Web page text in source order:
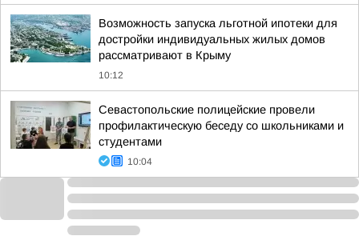
Возможность запуска льготной ипотеки для
достройки индивидуальных жилых домов
рассматривают в Крыму
10:12
Севастопольские полицейские провели
профилактическую беседу со школьниками и
студентами
10:04